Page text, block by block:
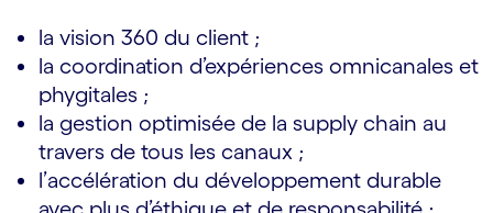
la vision 360 du client ;
la coordination d’expériences omnicanales et
phygitales ;
la gestion optimisée de la supply chain au
travers de tous les canaux ;
l’accélération du développement durable